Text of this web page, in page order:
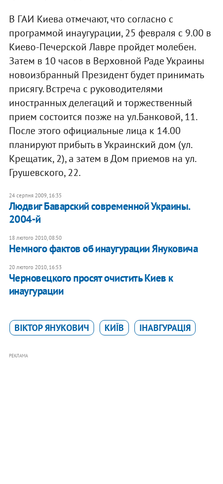
В ГАИ Киева отмечают, что согласно с
программой инаугурации, 25 февраля с 9.00 в
Киево-Печерской Лавре пройдет молебен.
Затем в 10 часов в Верховной Раде Украины
новоизбранный Президент будет принимать
присягу. Встреча с руководителями
иностранных делегаций и торжественный
прием состоится позже на ул.Банковой, 11.
После этого официальные лица к 14.00
планируют прибыть в Украинский дом (ул.
Крещатик, 2), а затем в Дом приемов на ул.
Грушевского, 22.
24 серпня 2009, 16:35
Людвиг Баварский современной Украины.
2004-й
18 лютого 2010, 08:50
Немного фактов об инаугурации Януковича
20 лютого 2010, 16:53
Черновецкого просят очистить Киев к
инаугурации
ВІКТОР ЯНУКОВИЧ КИЇВ ІНАВГУРАЦІЯ
РЕКЛАМА